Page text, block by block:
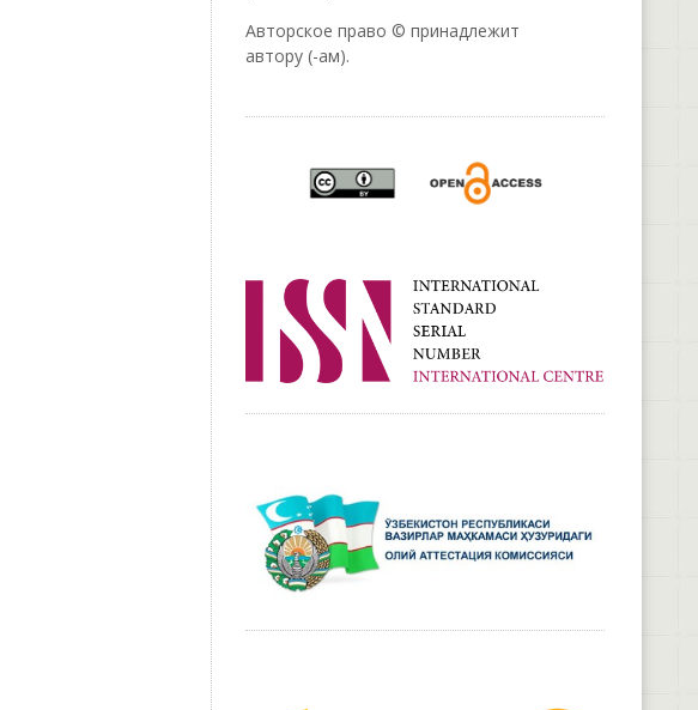
Авторское право © принадлежит
автору (-ам).